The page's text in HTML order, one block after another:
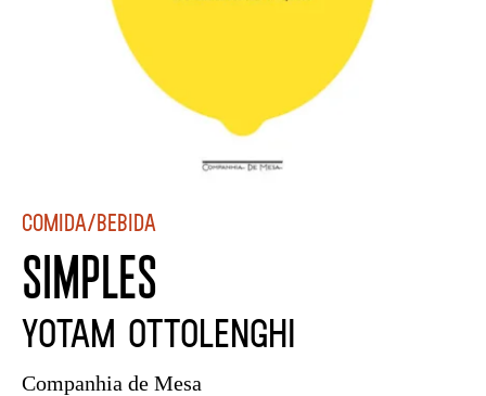
Comida/Bebida
SIMPLES
Yotam Ottolenghi
Companhia de Mesa